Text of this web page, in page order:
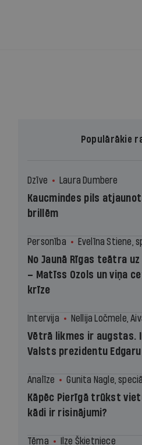
Populārākie
Dzīve Laura Dumbere
Kaucmindes pils
brillēm
Personība Evelīna Stiene,
No Jaunā Rīgas teātra
– Matīss Ozols un viņa
krīze
Intervija Nellija Ločmele,
Vētrā likmes ir augstas.
Valsts prezidentu
Analīze Gunita Nagle,
Kāpēc Pierīgā trūkst
kādi ir risinājumi?
Tēma Ilze Šķietniece